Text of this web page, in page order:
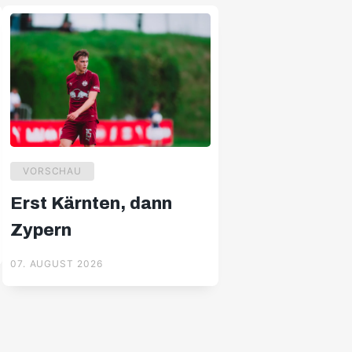
VORSCHAU
Erst Kärnten, dann
Zypern
07. AUGUST 2026